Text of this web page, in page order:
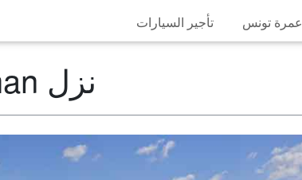
عمرة تونس
تأجير السيارات
نزل Chichkhan الحمامات 4*